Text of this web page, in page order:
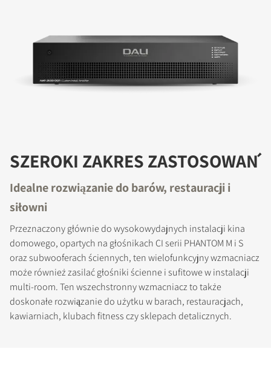
SZEROKI ZAKRES ZASTOSOWAŃ
Idealne rozwiązanie do barów, restauracji i
siłowni
Przeznaczony głównie do wysokowydajnych instalacji kina
domowego, opartych na głośnikach CI serii PHANTOM M i S
oraz subwooferach ściennych, ten wielofunkcyjny wzmacniacz
może również zasilać głośniki ścienne i sufitowe w instalacji
multi-room. Ten wszechstronny wzmacniacz to także
doskonałe rozwiązanie do użytku w barach, restauracjach,
kawiarniach, klubach fitness czy sklepach detalicznych.